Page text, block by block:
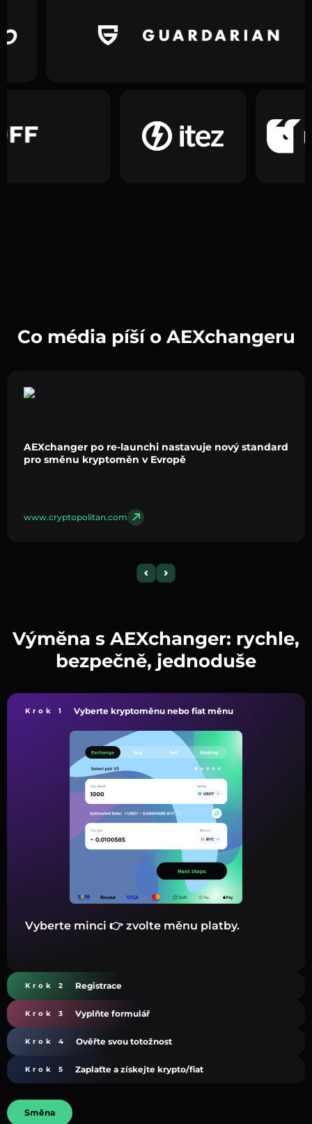
Co média píší o AEXchangeru
AEXchanger po re-launchi nastavuje nový standard
pro směnu kryptoměn v Evropě
www.cryptopolitan.com
Výměna s AEXchanger: rychle,
bezpečně, jednoduše
Krok 1 Vyberte kryptoměnu nebo fiat měnu
Vyberte minci 👉 zvolte měnu platby.
Krok 2 Registrace
Krok 3 Vyplňte formulář
Krok 4 Ověřte svou totožnost
Krok 5 Zaplaťte a získejte krypto/fiat
Směna